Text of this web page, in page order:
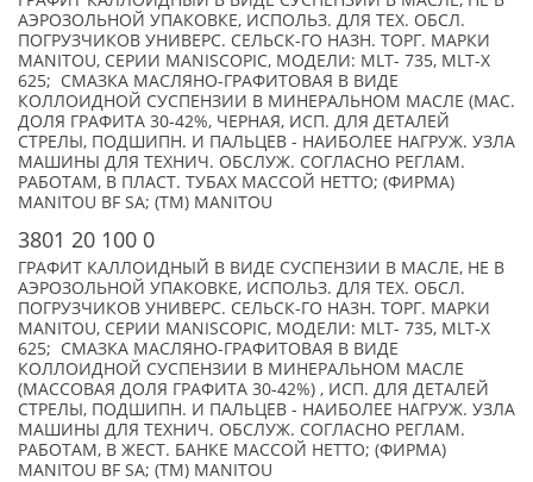
АЭРОЗОЛЬНОЙ УПАКОВКЕ, ИСПОЛЬЗ. ДЛЯ ТЕХ. ОБСЛ.
ПОГРУЗЧИКОВ УНИВЕРС. СЕЛЬСК-ГО НАЗН. ТОРГ. МАРКИ
MANITOU, СЕРИИ MANISCOPIC, МОДЕЛИ: MLT- 735, MLT-X
625; СМАЗКА МАСЛЯНО-ГРАФИТОВАЯ В ВИДЕ
КОЛЛОИДНОЙ СУСПЕНЗИИ В МИНЕРАЛЬНОМ МАСЛЕ (МАС.
ДОЛЯ ГРАФИТА 30-42%, ЧЕРНАЯ, ИСП. ДЛЯ ДЕТАЛЕЙ
СТРЕЛЫ, ПОДШИПН. И ПАЛЬЦЕВ - НАИБОЛЕЕ НАГРУЖ. УЗЛА
МАШИНЫ ДЛЯ ТЕХНИЧ. ОБСЛУЖ. СОГЛАСНО РЕГЛАМ.
РАБОТАМ, В ПЛАСТ. ТУБАХ МАССОЙ НЕТТО; (ФИРМА)
MANITOU BF SA; (TM) MANITOU
3801 20 100 0
ГРАФИТ КАЛЛОИДНЫЙ В ВИДЕ СУСПЕНЗИИ В МАСЛЕ, НЕ В
АЭРОЗОЛЬНОЙ УПАКОВКЕ, ИСПОЛЬЗ. ДЛЯ ТЕХ. ОБСЛ.
ПОГРУЗЧИКОВ УНИВЕРС. СЕЛЬСК-ГО НАЗН. ТОРГ. МАРКИ
MANITOU, СЕРИИ MANISCOPIC, МОДЕЛИ: MLT- 735, MLT-X
625; СМАЗКА МАСЛЯНО-ГРАФИТОВАЯ В ВИДЕ
КОЛЛОИДНОЙ СУСПЕНЗИИ В МИНЕРАЛЬНОМ МАСЛЕ
(МАССОВАЯ ДОЛЯ ГРАФИТА 30-42%) , ИСП. ДЛЯ ДЕТАЛЕЙ
СТРЕЛЫ, ПОДШИПН. И ПАЛЬЦЕВ - НАИБОЛЕЕ НАГРУЖ. УЗЛА
МАШИНЫ ДЛЯ ТЕХНИЧ. ОБСЛУЖ. СОГЛАСНО РЕГЛАМ.
РАБОТАМ, В ЖЕСТ. БАНКЕ МАССОЙ НЕТТО; (ФИРМА)
MANITOU BF SA; (TM) MANITOU